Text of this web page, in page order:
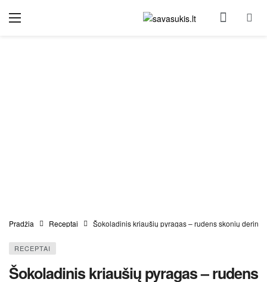
Pradžia Receptai Šokoladinis kriaušių pyragas – rudens skonių derinys
RECEPTAI
Šokoladinis kriaušių pyragas – rudens